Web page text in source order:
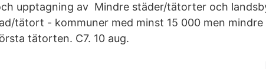
upptagning av Mindre städer/tätorter och
tätort - kommuner med minst 15 000 men
tätorten. C7. 10 aug.